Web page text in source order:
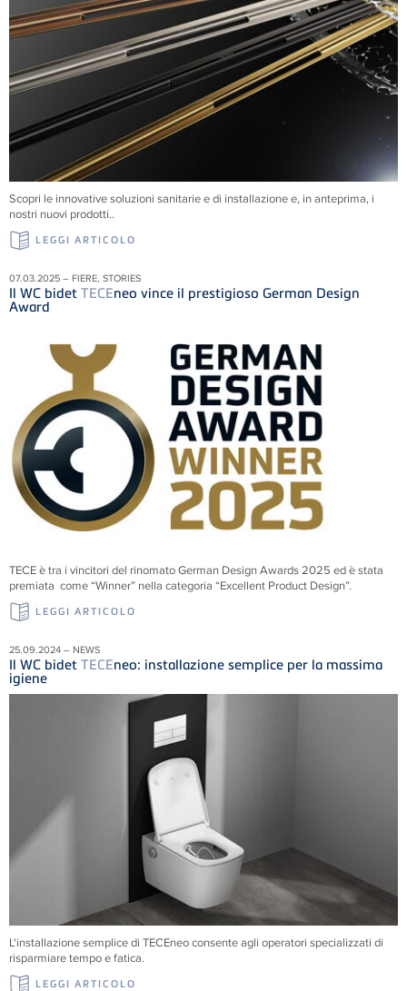
Scopri le innovative soluzioni sanitarie e di installazione e, in anteprima, i
nostri nuovi prodotti..
LEGGI ARTICOLO
07.03.2025 – FIERE, STORIES
Il WC bidet TECEneo vince il prestigioso German Design
Award
TECE è tra i vincitori del rinomato German Design Awards 2025 ed è stata
premiata come “Winner” nella categoria “Excellent Product Design”.
LEGGI ARTICOLO
25.09.2024 – NEWS
Il WC bidet TECEneo: installazione semplice per la massima
igiene
L'installazione semplice di TECEneo consente agli operatori specializzati di
risparmiare tempo e fatica.
LEGGI ARTICOLO